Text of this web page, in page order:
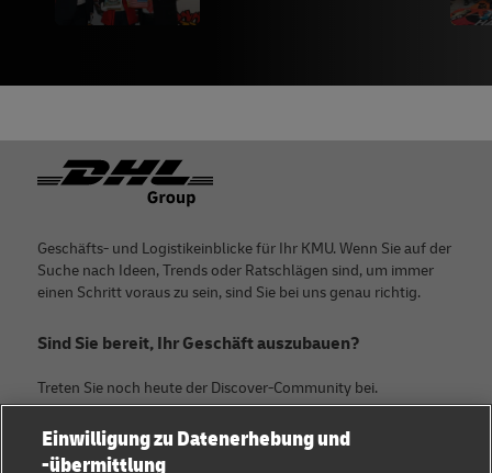
Footer
Geschäfts- und Logistikeinblicke für Ihr KMU. Wenn Sie auf der
Suche nach Ideen, Trends oder Ratschlägen sind, um immer
einen Schritt voraus zu sein, sind Sie bei uns genau richtig.
Sind Sie bereit, Ihr Geschäft auszubauen?
Treten Sie noch heute der Discover-Community bei.
Kategorien Firma
Einwilligung zu Datenerhebung und
-übermittlung